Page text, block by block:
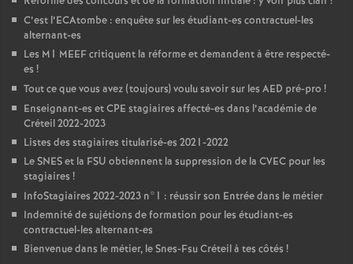
C’est l’ECAtombe : enquête sur les étudiant-es contractuel-les
alternant-es
Les M1 MEEFcritiquent la réforme et demandent à être respecté-
es !
Tout ce que vous avez (toujours) voulu savoir sur les AED pré-pro !
Enseignant-es etCPE stagiaires affecté-es dans l’académie de
Créteil 2022-2023
Listes des stagiaires titularisé-es 2021-2022
LeSNESet la FSU obtiennent la suppression de la CVEC pour les
stagiaires !
InfoStagiaires 2022-2023 n°1 : réussir son Entrée dans le métier
Indemnité de sujétions de formation pour les étudiant-es
contractuel-les alternant-es
Bienvenue dans le métier, le Snes-Fsu Créteil à tes côtés !